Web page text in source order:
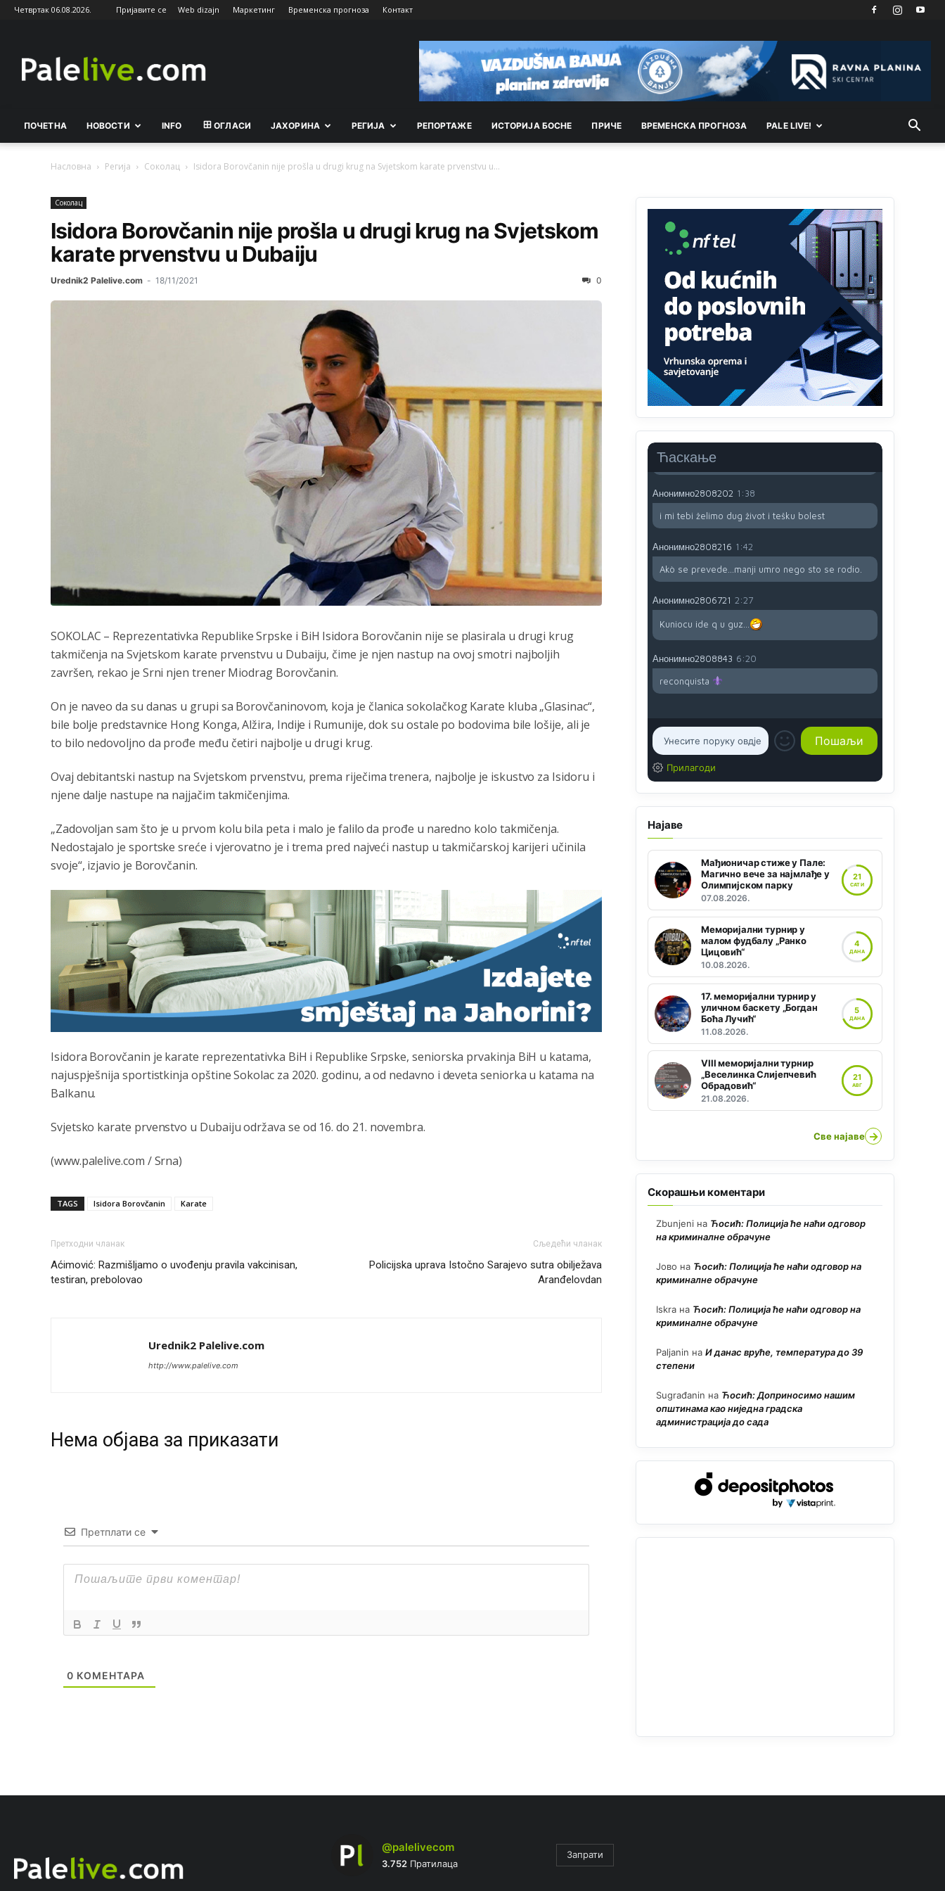
Четвртак 06.08.2026. Пријавите се Web dizajn Маркетинг Временска прогноза Контакт
ПОЧЕТНА НОВОСТИ INFO ОГЛАСИ ЈАХОРИНА РEГИЈА РEПОРТАЖE ИСТОРИЈА БОСНЕ ПРИЧЕ ВРEМEНСКА ПРОГНОЗА PALE LIVE!
Насловна Регија Соколац Isidora Borovčanin nije prošla u drugi krug na Svjetskom karate prvenstvu u...
Соколац
Isidora Borovčanin nije prošla u drugi krug na Svjetskom
karate prvenstvu u Dubaiju
Urednik2 Palelive.com - 18/11/2021 0
SOKOLAC – Reprezentativka Republike Srpske i BiH Isidora Borovčanin nije se plasirala u drugi krug
takmičenja na Svjetskom karate prvenstvu u Dubaiju, čime je njen nastup na ovoj smotri najboljih
završen, rekao je Srni njen trener Miodrag Borovčanin.
On je naveo da su danas u grupi sa Borovčaninovom, koja je članica sokolačkog Karate kluba „Glasinac“,
bile bolje predstavnice Hong Konga, Alžira, Indije i Rumunije, dok su ostale po bodovima bile lošije, ali je
to bilo nedovoljno da prođe među četiri najbolje u drugi krug.
Ovaj debitantski nastup na Svjetskom prvenstvu, prema riječima trenera, najbolje je iskustvo za Isidoru i
njene dalje nastupe na najjačim takmičenjima.
„Zadovoljan sam što je u prvom kolu bila peta i malo je falilo da prođe u naredno kolo takmičenja.
Nedostajalo je sportske sreće i vjerovatno je i trema pred najveći nastup u takmičarskoj karijeri učinila
svoje“, izjavio je Borovčanin.
Isidora Borovčanin je karate reprezentativka BiH i Republike Srpske, seniorska prvakinja BiH u katama,
najuspješnija sportistkinja opštine Sokolac za 2020. godinu, a od nedavno i deveta seniorka u katama na
Balkanu.
Svjetsko karate prvenstvo u Dubaiju održava se od 16. do 21. novembra.
(www.palelive.com / Srna)
TAGS Isidora Borovčanin Karate
Претходни чланак
Aćimović: Razmišljamo o uvođenju pravila vakcinisan,
testiran, prebolovao
Сљедећи чланак
Policijska uprava Istočno Sarajevo sutra obilježava
Aranđelovdan
Urednik2 Palelive.com
http://www.palelive.com
Нeма објава за приказати
Претплати се
0 КОМЕНТАРА
Ћаскање
pare a vi se smeškate .Da ne bi možda da vam
šalju poštom a da ne dolaze? Kurko
Анонимно2807791
11:39
Drzi pod kontrolom tri stvari jezik,karakter i
ponasanje...Uzivotu brani tri stvari:cast,prijatelja i
zivota iskljuci tri stvari uvredu,neznanje
zavist.Sve dok si ziv gaji tri stvari
dobrotu,pamet i prijateljstvo!!
Анонимно2806721 12:39
791 BiH nije priznala Kosovo kao nezavisnu
državu jer genocidna tvorevina pravi smetnju a
recimo Srbija je davno
priznala.Na svakom
proizvodu iz Srbije stoji -uvoznik za Kosovo
Анонимно2806721 12:45
Sve i da se nekim čudom vojska Srbije "vrati" na
koga da brani? A imamo vojsku Kosova kojoj
želimo svako dobro i da se što bolje opreme
Анонимно2808202 1:38
i mi tebi želimo dug život i tešku bolest
Анонимно2808216 1:42
Akò se prevede...manji umro nego sto se rodio.
Анонимно2806721 2:27
Kuniocu ide q u guz...
Анонимно2808843 6:20
reconquista
Прилагоди
Најаве
Мађионичар стиже у Пале:
Магично вече за најмлађе у
Олимпијском парку
07.08.2026.
21
САТИ
Меморијални турнир у
малом фудбалу „Ранко
Цицовић“
10.08.2026.
4
ДАНА
17. меморијални турнир у
уличном баскету „Богдан
Боћа Лучић“
11.08.2026.
5
ДАНА
VIII меморијални турнир
„Веселинка Слијепчевић
Обрадовић“
21.08.2026.
21
АВГ
Све најаве →
Скорашњи коментари
Zbunjeni на Ћосић: Полиција ће наћи одговор
на криминалне обрачуне
Јово на Ћосић: Полиција ће наћи одговор на
криминалне обрачуне
Iskra на Ћосић: Полиција ће наћи одговор на
криминалне обрачуне
Paljanin на И данас вруће, температура до 39
степени
Sugrađanin на Ћосић: Доприносимо нашим
општинама као ниједна градска
администрација до сада
@palelivecom
3.752Пратилаца
Запрати